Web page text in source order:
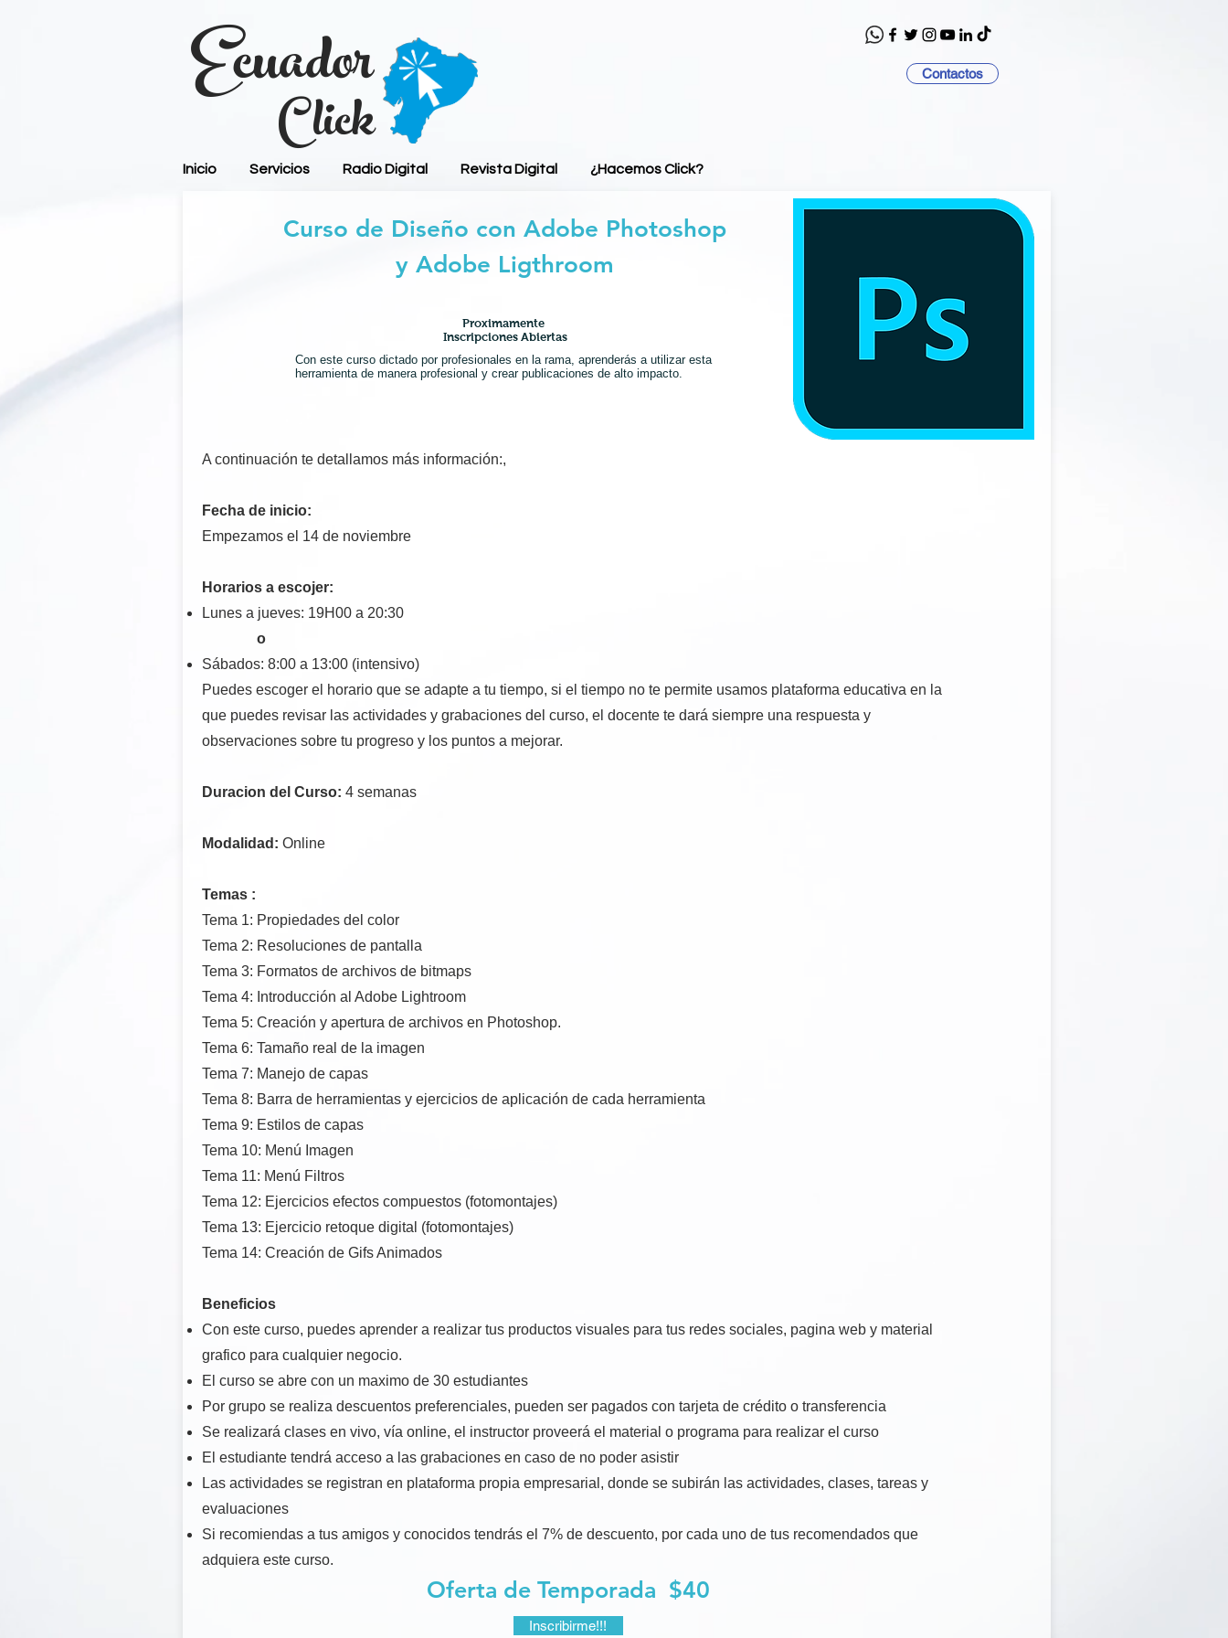
Ecuador
C lick
Contactos
Inicio Servicios Radio Digital Revista Digital ¿Hacemos Click?
Proximamente
Inscripciones Abiertas
Curso de Diseño con Adobe Photoshop
y Adobe Ligthroom
Con este curso dictado por profesionales en la rama, aprenderás a utilizar esta
herramienta de manera profesional y crear publicaciones de alto impacto.
A continuación te detallamos más información:,
Fecha de inicio:
Empezamos el 14 de noviembre
Horarios a escojer:
Lunes a jueves: 19H00 a 20:30
o
Sábados: 8:00 a 13:00 (intensivo)
Puedes escoger el horario que se adapte a tu tiempo, si el tiempo no te permite usamos plataforma educativa en la
que puedes revisar las actividades y grabaciones del curso, el docente te dará siempre una respuesta y
observaciones sobre tu progreso y los puntos a mejorar.
Duracion del Curso: 4 semanas
Modalidad: Online
Temas :
Tema 1: Propiedades del color
Tema 2: Resoluciones de pantalla
Tema 3: Formatos de archivos de bitmaps
Tema 4: Introducción al Adobe Lightroom
Tema 5: Creación y apertura de archivos en Photoshop.
Tema 6: Tamaño real de la imagen
Tema 7: Manejo de capas
Tema 8: Barra de herramientas y ejercicios de aplicación de cada herramienta
Tema 9: Estilos de capas
Tema 10: Menú Imagen
Tema 11: Menú Filtros
Tema 12: Ejercicios efectos compuestos (fotomontajes)
Tema 13: Ejercicio retoque digital (fotomontajes)
Tema 14: Creación de Gifs Animados
Beneficios
Con este curso, puedes aprender a realizar tus productos visuales para tus redes sociales, pagina web y material
grafico para cualquier negocio.
El curso se abre con un maximo de 30 estudiantes
Por grupo se realiza descuentos preferenciales, pueden ser pagados con tarjeta de crédito o transferencia
Se realizará clases en vivo, vía online, el instructor proveerá el material o programa para realizar el curso
El estudiante tendrá acceso a las grabaciones en caso de no poder asistir
Las actividades se registran en plataforma propia empresarial, donde se subirán las actividades, clases, tareas y
evaluaciones
Si recomiendas a tus amigos y conocidos tendrás el 7% de descuento, por cada uno de tus recomendados que
adquiera este curso.
Oferta de Temporada $40
Inscribirme!!!